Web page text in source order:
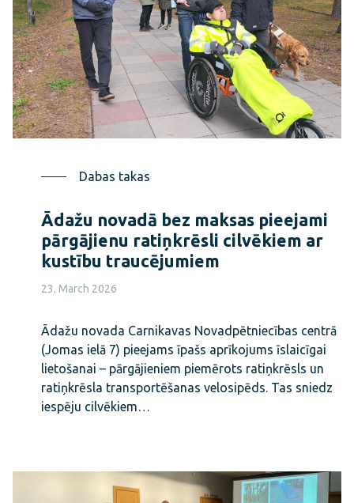
Dabas takas
Ādažu novadā bez maksas pieejami
pārgājienu ratiņkrēsli cilvēkiem ar
kustību traucējumiem
23. March 2026
Ādažu novada Carnikavas Novadpētniecības centrā
(Jomas ielā 7) pieejams īpašs aprīkojums īslaicīgai
lietošanai – pārgājieniem piemērots ratiņkrēsls un
ratiņkrēsla transportēšanas velosipēds. Tas sniedz
iespēju cilvēkiem…